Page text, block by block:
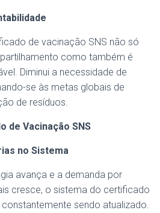
de vacinação SNS não só
como também é
Diminui a necessidade de
se às metas globais de
de resíduos.
de Vacinação SNS
no Sistema
avança e a demanda por
cresce, o sistema do certificado
sendo atualizado.